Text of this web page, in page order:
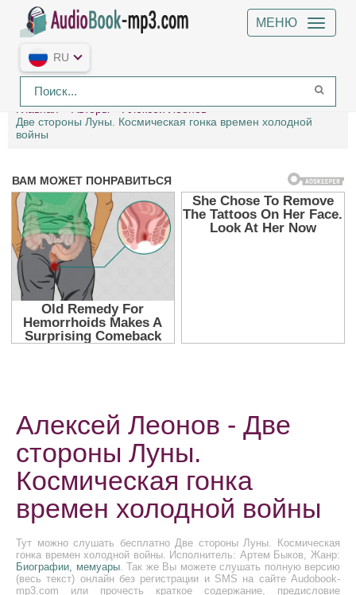
МЕНЮ
RU
Главная Авторы
Алексей Леонов
Две стороны Луны. Космическая гонка времен холодной
войны
Алексей Леонов - Две
стороны Луны.
Космическая гонка
времен холодной войны
Тут можно слушать бесплатно Две стороны Луны. Космическая
гонка времен холодной войны. Исполнитель: Артем Быков, Жанр:
Биографии, мемуары. Так же Вы можете слушать полную версию
(весь текст) онлайн без регистрации и SMS на сайте Audobook-
mp3.com или прочесть краткое содержание, предисловие